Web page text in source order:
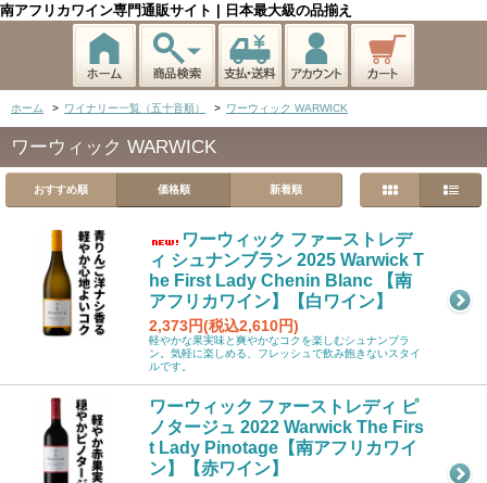
南アフリカワイン専門通販サイト | 日本最大級の品揃え
ホーム > ワイナリー一覧（五十音順） > ワーウィック WARWICK
ワーウィック WARWICK
おすすめ順 価格順 新着順
ワーウィック ファーストレデ
ィ シュナンブラン 2025 Warwick T
he First Lady Chenin Blanc 【南
アフリカワイン】【白ワイン】
2,373円(税込2,610円)
軽やかな果実味と爽やかなコクを楽しむシュナンブラ
ン。気軽に楽しめる、フレッシュで飲み飽きないスタイ
ルです。
ワーウィック ファーストレディ ピ
ノタージュ 2022 Warwick The Firs
t Lady Pinotage【南アフリカワイ
ン】【赤ワイン】